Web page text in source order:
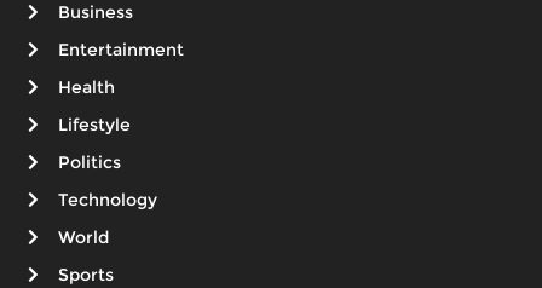
Business
Entertainment
Health
Lifestyle
Politics
Technology
World
Sports